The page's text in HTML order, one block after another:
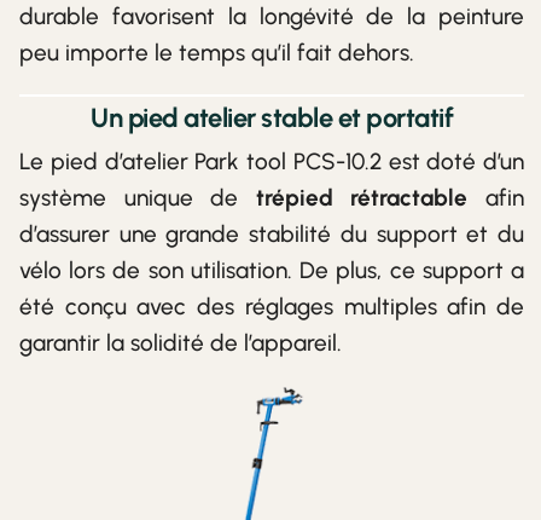
durable favorisent la longévité de la peinture
peu importe le temps qu’il fait dehors.
Un pied atelier stable et portatif
Le pied d’atelier Park tool PCS-10.2 est doté d’un
système unique de trépied rétractable afin
d’assurer une grande stabilité du support et du
vélo lors de son utilisation. De plus, ce support a
été conçu avec des réglages multiples afin de
garantir la solidité de l’appareil.